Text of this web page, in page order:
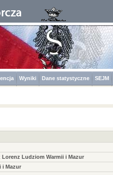
Wyniki Dane statystyczne SEJM
Ludziom Warmii i Mazur
i Mazur